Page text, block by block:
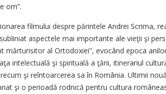
om”.
filmului despre părintele Andrei Scrima,
aspectele mai importante ale vieţii şi
mărturisitor al Ortodoxiei”, evocând epoca
intelectuală şi spirituală a ţării, itinerariul
şi reîntoarcerea sa în România. Ultimii
şi o perioadă rodnică pentru cultura